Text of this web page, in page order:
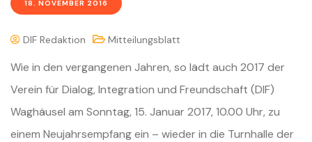
18. NOVEMBER 2016
DIF Redaktion Mitteilungsblatt
Wie in den vergangenen Jahren, so lädt auch 2017 der
Verein für Dialog, Integration und Freundschaft (DIF)
Waghäusel am Sonntag, 15. Januar 2017, 10.00 Uhr, zu
einem Neujahrsempfang ein – wieder in die Turnhalle der